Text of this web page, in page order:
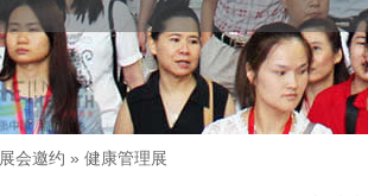
展会邀约 » 健康管理展